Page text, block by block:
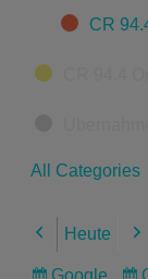
Categories
CR
All Categories
Previous
Heute